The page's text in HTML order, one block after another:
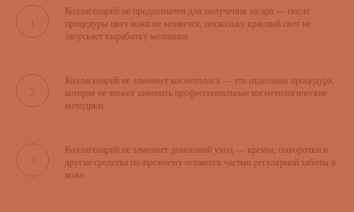
Коллагенарий не предназначен для получения загара — после
процедуры цвет кожи не меняется, поскольку красный свет не
запускает выработку меланина.
Коллагенарий не заменяет косметолога — это отдельная процедура,
которая не может заменить профессиональные косметологические
методики.
Коллагенарий не заменяет домашний уход — кремы, сыворотки и
другие средства по-прежнему остаются частью регулярной заботы о
коже.